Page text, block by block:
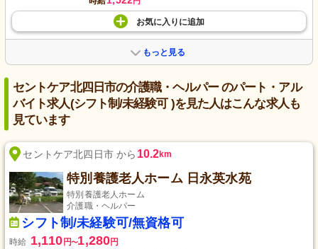
お気に入り に追加
もっと見る
セントケア北四日市の介護職・ヘルパー のパート・アル
バイト求人(シフト制/未経験可 )を見た人はこんな求人も
見ています
セントケア北四日市 から 10.2km
特別養護老人ホーム 日永英水苑
特別養護老人ホーム
介護職・ヘルパー
シフト制/未経験可/無資格可
時給 1,110 円〜1,280円